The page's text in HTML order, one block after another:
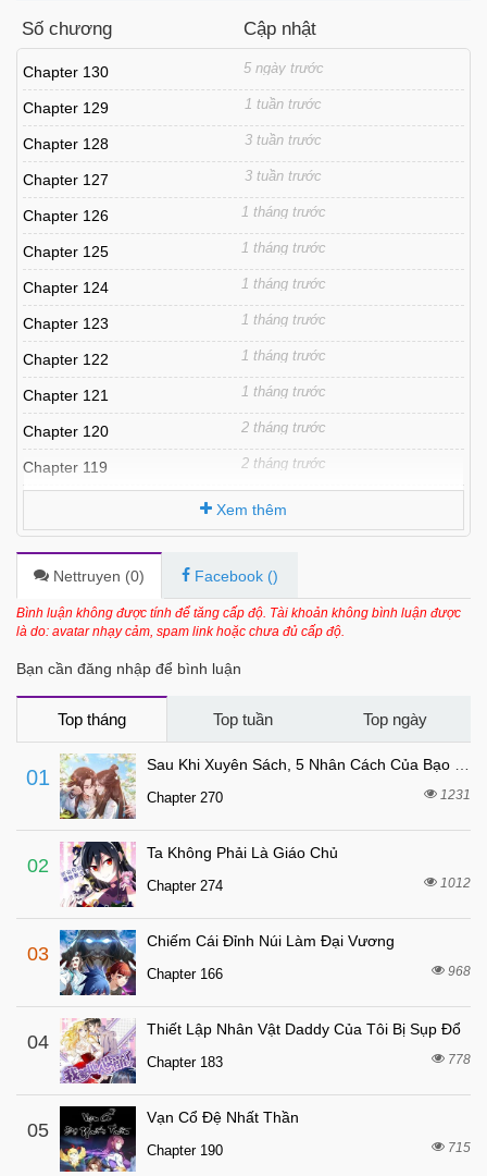
Số chương Cập nhật
Chapter 130 5 ngày trước
Chapter 129 1 tuần trước
Chapter 128 3 tuần trước
Chapter 127 3 tuần trước
Chapter 126 1 tháng trước
Chapter 125 1 tháng trước
Chapter 124 1 tháng trước
Chapter 123 1 tháng trước
Chapter 122 1 tháng trước
Chapter 121 1 tháng trước
Chapter 120 2 tháng trước
Chapter 119 2 tháng trước
Chapter 118 3 tháng trước
Chapter 117 3 tháng trước
Chapter 116 3 tháng trước
3 tháng trước
Chapter 114
Chapter 113 4 tháng trước
Chapter 112
Chapter 111.5
Chapter 111
Chapter 110 5 tháng trước
Chapter 109
Chapter 108
Chapter 107
Chapter 106 6 tháng trước
Chapter 105 6 tháng trước
Chapter 104
Chapter 103 6 tháng trước
Chapter 102
Xem thêm
Nettruyen (0) Facebook ()
Bình luận không được tính để tăng cấp độ. Tài khoản không bình luận được
là do: avatar nhạy cảm, spam link hoặc chưa đủ cấp độ.
Bạn cần đăng nhập để bình luận
Top tháng Top tuần Top ngày
01
Chapter 270 1231
02
Ta Không Phải Là Giáo Chủ
Chapter 274 1012
03
Chiếm Cái Đỉnh Núi Làm Đại Vương
Chapter 166 968
04
Thiết Lập Nhân Vật Daddy Của Tôi Bị Sụp Đổ
Chapter 183 778
05
Vạn Cổ Đệ Nhất Thần
Chapter 190 715